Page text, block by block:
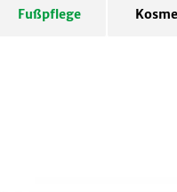
Fußpflege